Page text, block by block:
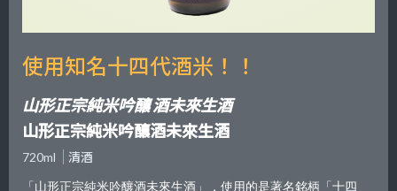
使用知名十四代酒米！！
山形正宗純米吟釀 酒未來生酒
山形正宗純米吟釀酒未來生酒
720ml
清酒
「山形正宗純米吟釀酒未來生酒」，使用的是著名銘柄「十四